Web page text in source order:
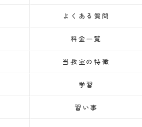
よくある質問
料金一覧
当教室の特徴
学習
習い事